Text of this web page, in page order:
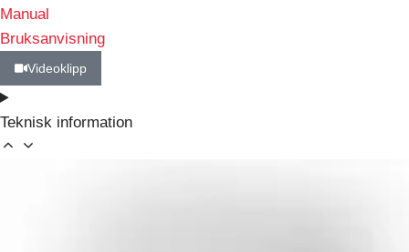
Manual
Bruksanvisning
Videoklipp
Teknisk information